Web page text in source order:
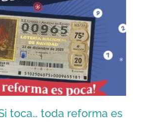
toca… toda reforma es